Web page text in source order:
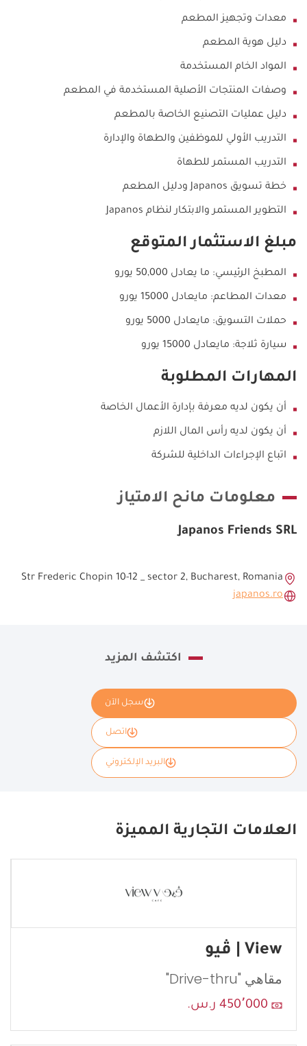
معدات وتجهيز المطعم
دليل هوية المطعم
المواد الخام المستخدمة
وصفات المنتجات الأصلية المستخدمة في المطعم
دليل عمليات التصنيع الخاصة بالمطعم
التدريب الأولي للموظفين والطهاة والإدارة
التدريب المستمر للطهاة
خطة تسويق Japanosودليل المطعم
التطوير المستمر والابتكار لنظام Japanos
مبلغ الاستثمار المتوقع
المطبخ الرئيسي: ما يعادل 50,000 يورو
معدات المطاعم: مايعادل 15000 يورو
حملات التسويق: مايعادل 5000 يورو
سيارة ثلاجة: مايعادل 15000 يورو
المهارات المطلوبة
أن يكون لديه معرفة بإدارة الأعمال الخاصة
أن يكون لديه رأس المال اللازم
اتباع الإجراءات الداخلية للشركة
معلومات مانح الامتياز
Japanos Friends SRL
Str Frederic Chopin 10-12 _ sector 2, Bucharest, Romania
japanos.ro
اكتشف المزيد
سجل الآن
اتصل
البريد الإلكتروني
form
blank
العلامات التجارية المميزة
View | ڤيو
مقاهي "Drive-thru"
450٬000 ر.س.